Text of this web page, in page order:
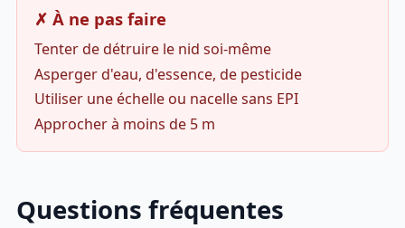
✗ À ne pas faire
Tenter de détruire le nid soi-même
Asperger d'eau, d'essence, de pesticide
Utiliser une échelle ou nacelle sans EPI
Approcher à moins de 5 m
Questions fréquentes